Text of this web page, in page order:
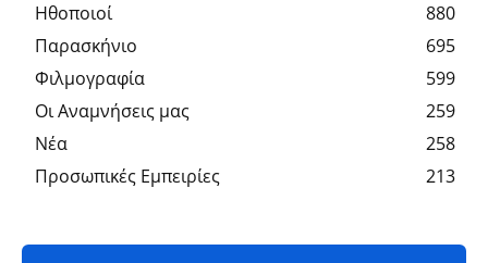
Hθοποιοί
880
Παρασκήνιο
695
Φιλμογραφία
599
Οι Αναμνήσεις μας
259
Νέα
258
Προσωπικές Εμπειρίες
213